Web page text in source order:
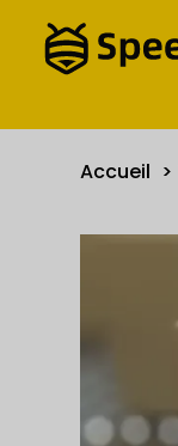
Accueil